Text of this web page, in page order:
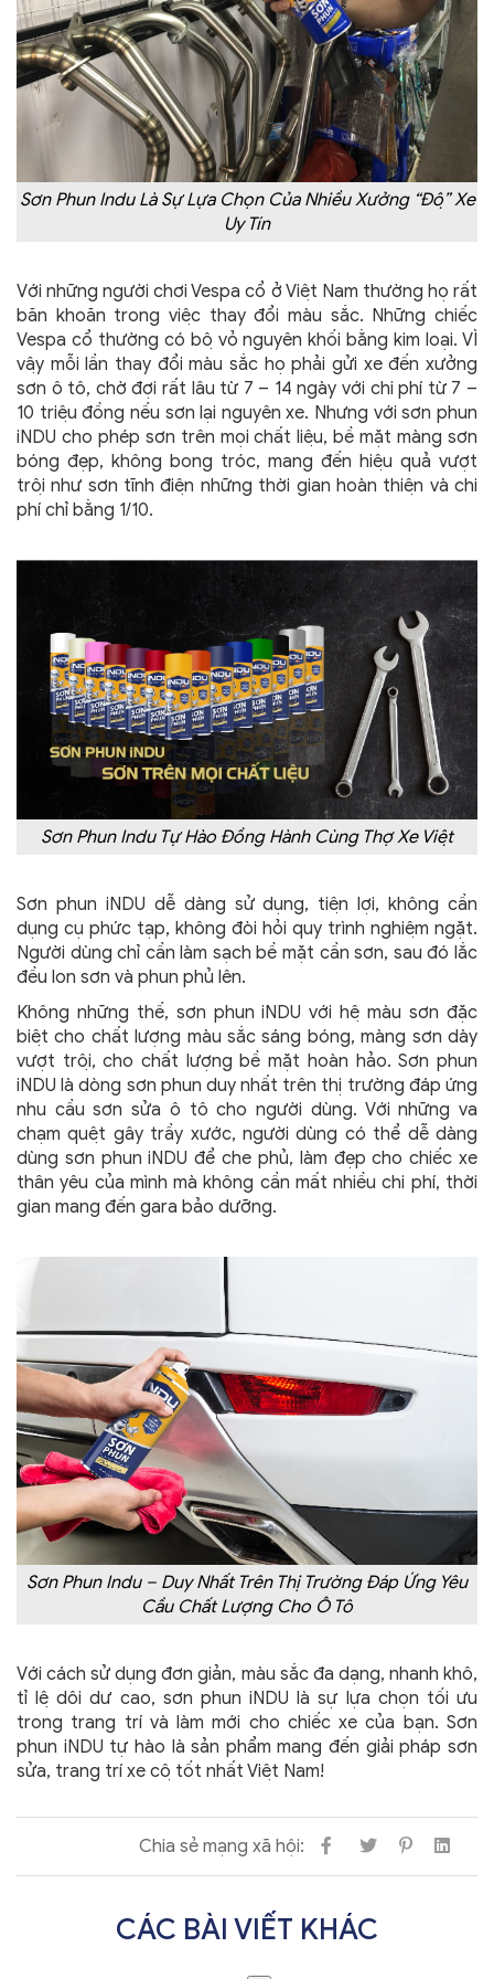
Sơn Phun Indu Là Sự Lựa Chọn Của Nhiều Xưởng “Độ” Xe
Uy Tín
Với những người chơi Vespa cổ ở Việt Nam thường họ rất
băn khoăn trong việc thay đổi màu sắc. Những chiếc
Vespa cổ thường có bộ vỏ nguyên khối bằng kim loại. VÌ
vậy mỗi lần thay đổi màu sắc họ phải gửi xe đến xưởng
sơn ô tô, chờ đợi rất lâu từ 7 – 14 ngày với chi phí từ 7 –
10 triệu đồng nếu sơn lại nguyên xe. Nhưng với sơn phun
iNDU cho phép sơn trên mọi chất liệu, bề mặt màng sơn
bóng đẹp, không bong tróc, mang đến hiệu quả vượt
trội như sơn tĩnh điện những thời gian hoàn thiện và chi
phí chỉ bằng 1/10.
Sơn Phun Indu Tự Hào Đồng Hành Cùng Thợ Xe Việt
Sơn phun iNDU dễ dàng sử dụng, tiện lợi, không cần
dụng cụ phức tạp, không đòi hỏi quy trình nghiệm ngặt.
Người dùng chỉ cần làm sạch bề mặt cần sơn, sau đó lắc
đều lon sơn và phun phủ lên.
Không những thế, sơn phun iNDU với hệ màu sơn đặc
biệt cho chất lượng màu sắc sáng bóng, màng sơn dày
vượt trội, cho chất lượng bề mặt hoàn hảo. Sơn phun
iNDU là dòng sơn phun duy nhất trên thị trường đáp ứng
nhu cầu sơn sửa ô tô cho người dùng. Với những va
chạm quệt gây trầy xước, người dùng có thể dễ dàng
dùng sơn phun iNDU để che phủ, làm đẹp cho chiếc xe
thân yêu của mình mà không cần mất nhiều chi phí, thời
gian mang đến gara bảo dưỡng.
Sơn Phun Indu – Duy Nhất Trên Thị Trường Đáp Ứng Yêu
Cầu Chất Lượng Cho Ô Tô
Với cách sử dụng đơn giản, màu sắc đa dạng, nhanh khô,
tỉ lệ dôi dư cao, sơn phun iNDU là sự lựa chọn tối ưu
trong trang trí và làm mới cho chiếc xe của bạn. Sơn
phun iNDU tự hào là sản phẩm mang đến giải pháp sơn
sửa, trang trí xe cộ tốt nhất Việt Nam!
Chia sẻ mạng xã hội:
CÁC BÀI VIẾT KHÁC